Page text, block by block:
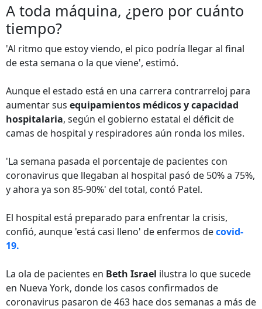
A toda máquina, ¿pero por cuánto
tiempo?
'Al ritmo que estoy viendo, el pico podría llegar al final
de esta semana o la que viene', estimó.
Aunque el estado está en una carrera contrarreloj para
aumentar sus equipamientos médicos y capacidad
hospitalaria, según el gobierno estatal el déficit de
camas de hospital y respiradores aún ronda los miles.
'La semana pasada el porcentaje de pacientes con
coronavirus que llegaban al hospital pasó de 50% a 75%,
y ahora ya son 85-90%' del total, contó Patel.
El hospital está preparado para enfrentar la crisis,
confió, aunque 'está casi lleno' de enfermos decovid-
19.
La ola de pacientes en Beth Israel ilustra lo que sucede
en Nueva York, donde los casos confirmados de
coronavirus pasaron de 463 hace dos semanas a más de